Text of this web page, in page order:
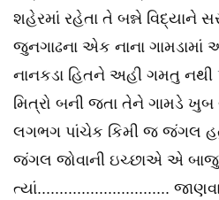
શહેરમાં રહેતા તે બન્ને વિદ્યાને
જુનગાઢના એક નાના ગામડામાં
નાનકડા હિતને અહી ગમતુ
મિત્રો બની જતા તેને ગામડે ખુબ
લગભગ પાંચેક કિમી જ જંગલ
જંગલ જોવાની ઇચ્છાએ એ
ત્યાં..............................